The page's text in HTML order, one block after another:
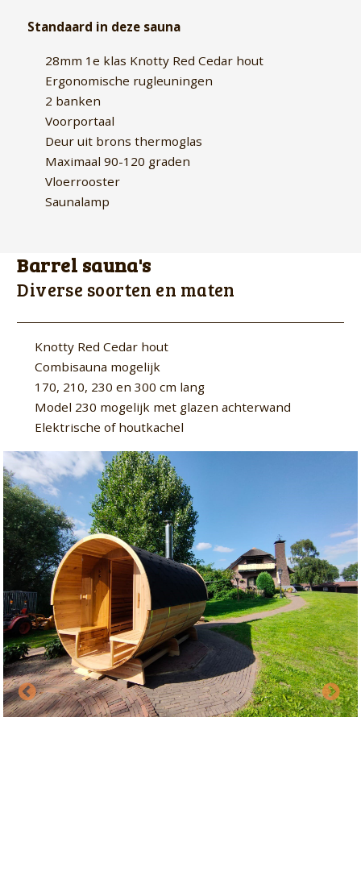
Standaard in deze sauna
28mm 1e klas Knotty Red Cedar hout
Ergonomische rugleuningen
2 banken
Voorportaal
Deur uit brons thermoglas
Maximaal 90-120 graden
Vloerrooster
Saunalamp
Barrel sauna's
Diverse soorten en maten
Knotty Red Cedar hout
Combisauna mogelijk
170, 210, 230 en 300 cm lang
Model 230 mogelijk met glazen achterwand
Elektrische of houtkachel